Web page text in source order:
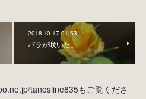
2018.10.17 01:53
バラが咲いた。
tanosiine835もご覧くださ